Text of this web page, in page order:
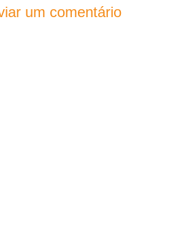
um comentário